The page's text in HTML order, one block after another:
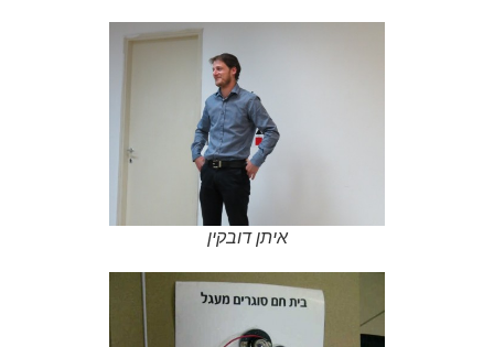
איתן דובקין